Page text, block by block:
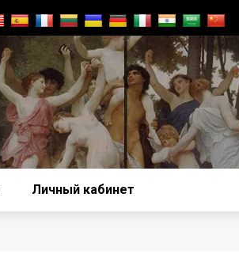
Личный кабинет